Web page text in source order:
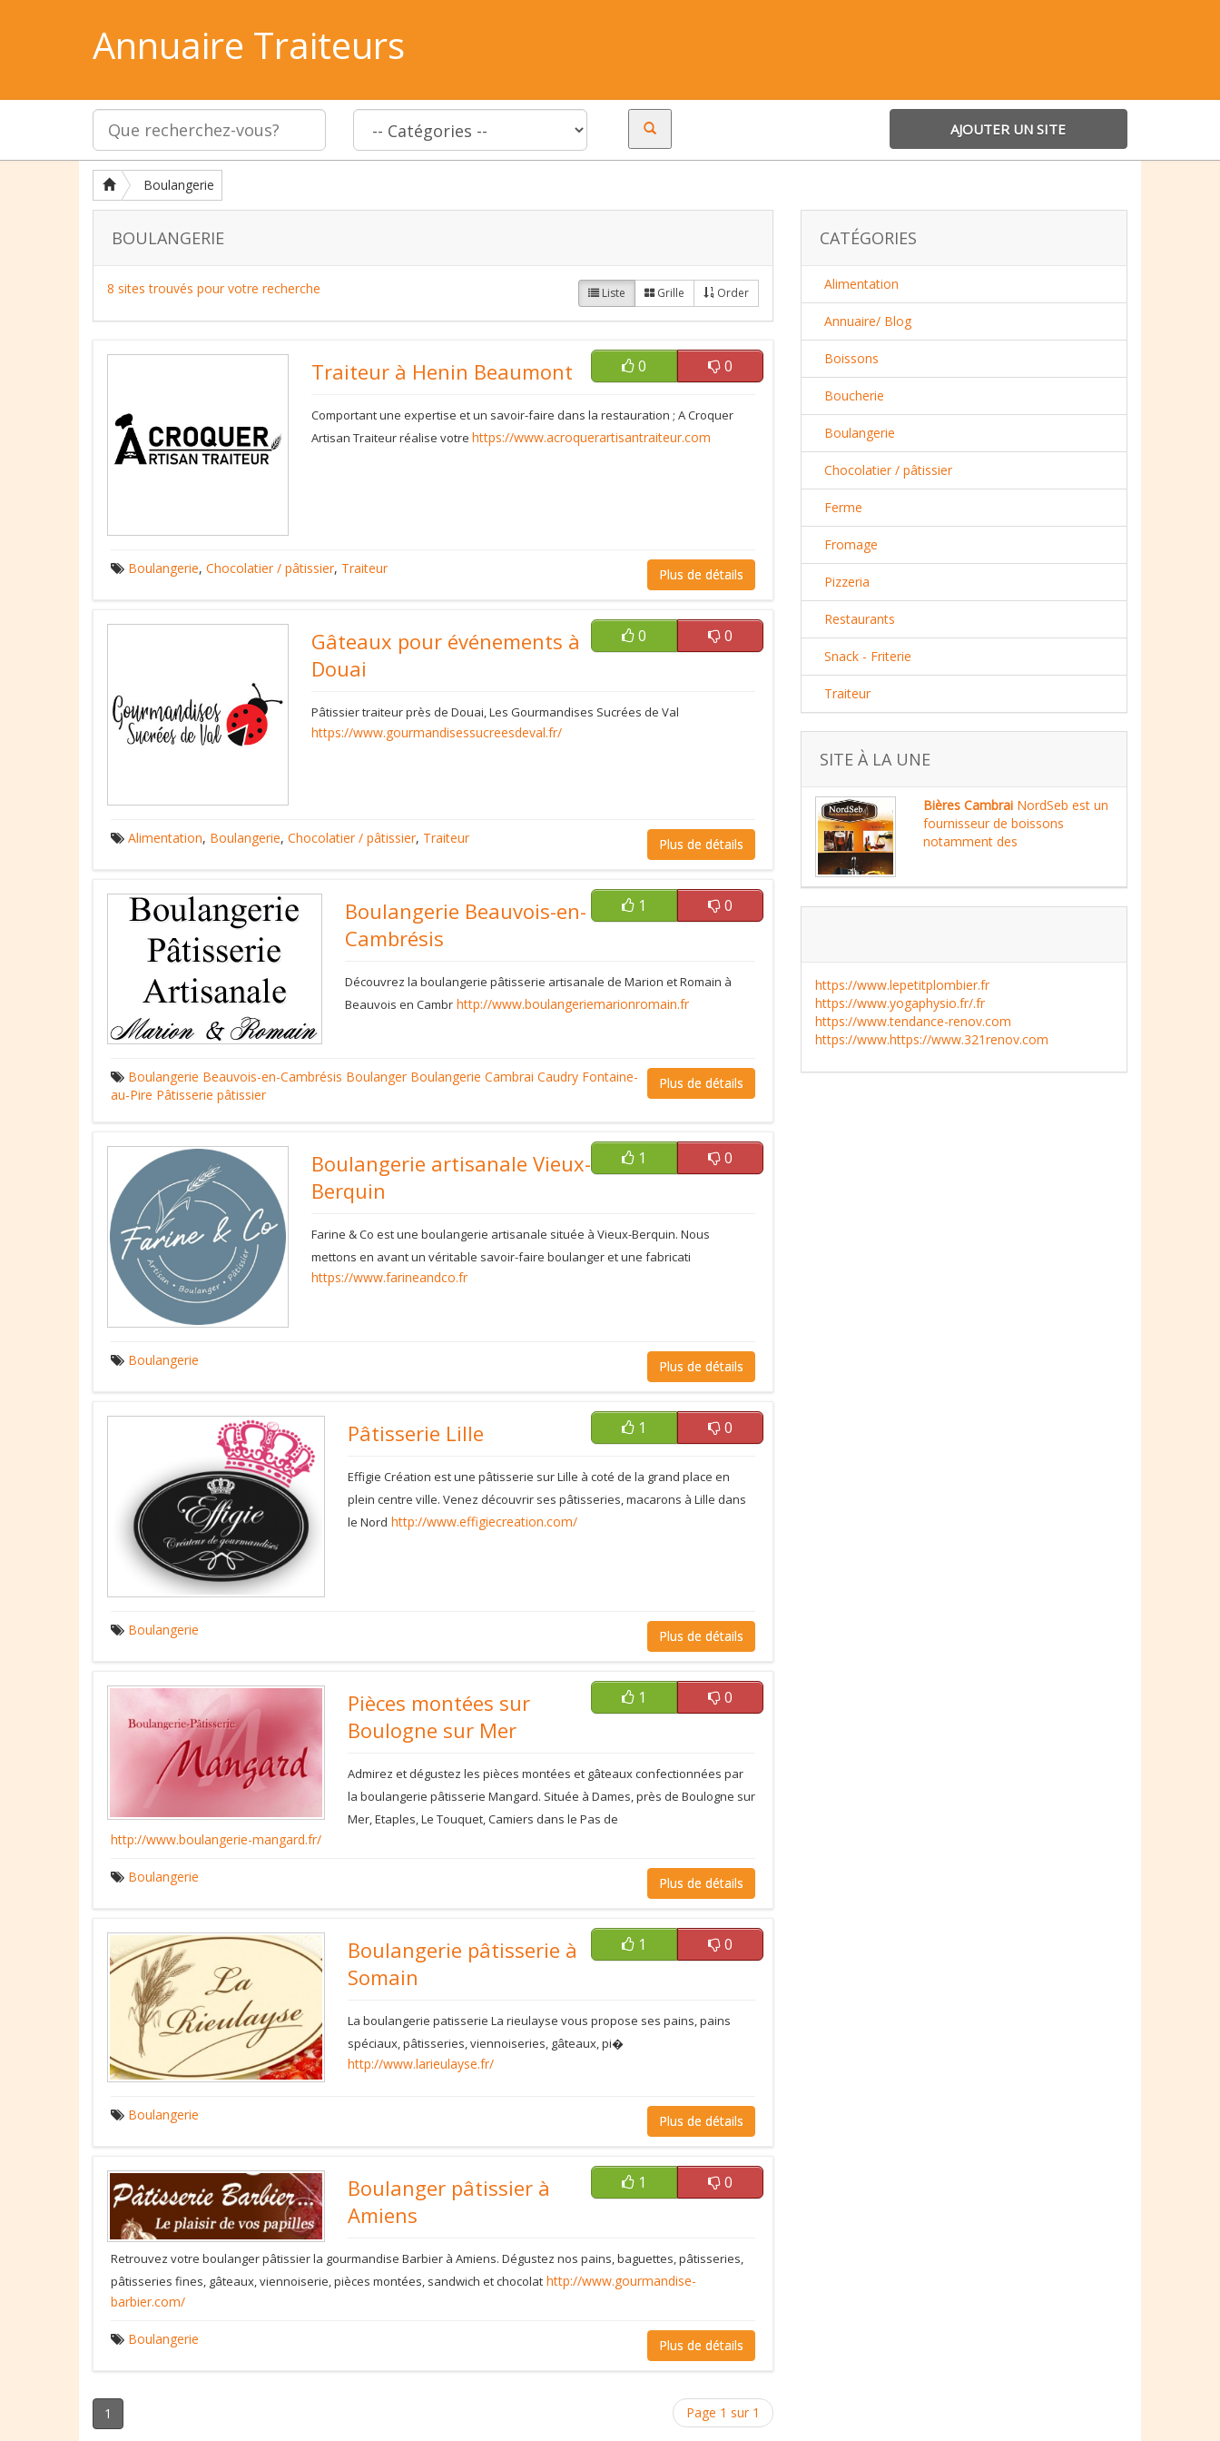
Annuaire Traiteurs
AJOUTER UN SITE
Boulangerie
BOULANGERIE
Liste Grille Order
8 sites trouvés pour votre recherche
0 0
Traiteur à Henin Beaumont
Comportant une expertise et un savoir-faire dans la restauration ; A Croquer
Artisan Traiteur réalise votre https://www.acroquerartisantraiteur.com
Plus de détails
Boulangerie, Chocolatier / pâtissier, Traiteur
0 0
Gâteaux pour événements à
Douai
Pâtissier traiteur près de Douai, Les Gourmandises Sucrées de Val
https://www.gourmandisessucreesdeval.fr/
Plus de détails
Alimentation, Boulangerie, Chocolatier / pâtissier, Traiteur
1 0
Boulangerie Beauvois-en-
Cambrésis
Découvrez la boulangerie pâtisserie artisanale de Marion et Romain à
Beauvois en Cambr http://www.boulangeriemarionromain.fr
Plus de détails
Boulangerie Beauvois-en-Cambrésis Boulanger Boulangerie Cambrai Caudry Fontaine-
au-Pire Pâtisserie pâtissier
1 0
Boulangerie artisanale Vieux-
Berquin
Farine & Co est une boulangerie artisanale située à Vieux-Berquin. Nous
mettons en avant un véritable savoir-faire boulanger et une fabricati
https://www.farineandco.fr
Plus de détails
Boulangerie
1 0
Pâtisserie Lille
Effigie Création est une pâtisserie sur Lille à coté de la grand place en
plein centre ville. Venez découvrir ses pâtisseries, macarons à Lille dans
le Nord http://www.effigiecreation.com/
Plus de détails
Boulangerie
1 0
Pièces montées sur
Boulogne sur Mer
Admirez et dégustez les pièces montées et gâteaux confectionnées par
la boulangerie pâtisserie Mangard. Située à Dames, près de Boulogne sur
Mer, Etaples, Le Touquet, Camiers dans le Pas de
http://www.boulangerie-mangard.fr/
Plus de détails
Boulangerie
1 0
Boulangerie pâtisserie à
Somain
La boulangerie patisserie La rieulayse vous propose ses pains, pains
spéciaux, pâtisseries, viennoiseries, gâteaux, pi�
http://www.larieulayse.fr/
Plus de détails
Boulangerie
1 0
Boulanger pâtissier à
Amiens
Retrouvez votre boulanger pâtissier la gourmandise Barbier à Amiens. Dégustez nos pains, baguettes, pâtisseries,
pâtisseries fines, gâteaux, viennoiserie, pièces montées, sandwich et chocolat http://www.gourmandise-
barbier.com/
Plus de détails
Boulangerie
1 Page 1 sur 1
CATÉGORIES
Alimentation
Annuaire/ Blog
Boissons
Boucherie
Boulangerie
Chocolatier / pâtissier
Ferme
Fromage
Pizzeria
Restaurants
Snack - Friterie
Traiteur
SITE À LA UNE
Bières Cambrai NordSeb est un
fournisseur de boissons
notamment des
https://www.lepetitplombier.fr
https://www.yogaphysio.fr/.fr
https://www.tendance-renov.com
https://www.https://www.321renov.com